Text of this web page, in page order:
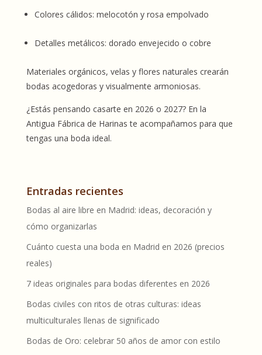
Colores cálidos: melocotón y rosa empolvado
Detalles metálicos: dorado envejecido o cobre
Materiales orgánicos, velas y flores naturales crearán
bodas acogedoras y visualmente armoniosas.
¿Estás pensando casarte en 2026 o 2027? En la
Antigua Fábrica de Harinas te acompañamos para que
tengas una boda ideal.
Entradas recientes
Bodas al aire libre en Madrid: ideas, decoración y
cómo organizarlas
Cuánto cuesta una boda en Madrid en 2026 (precios
reales)
7 ideas originales para bodas diferentes en 2026
Bodas civiles con ritos de otras culturas: ideas
multiculturales llenas de significado
Bodas de Oro: celebrar 50 años de amor con estilo